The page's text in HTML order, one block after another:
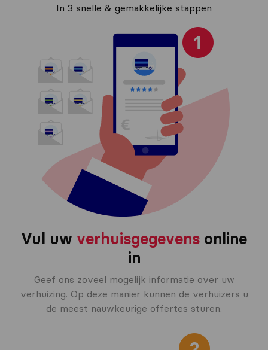
In 3 snelle & gemakkelijke stappen
Vul uw verhuisgegevens online
in
Geef ons zoveel mogelijk informatie over uw
verhuizing. Op deze manier kunnen de verhuizers u
de meest nauwkeurige offertes sturen.